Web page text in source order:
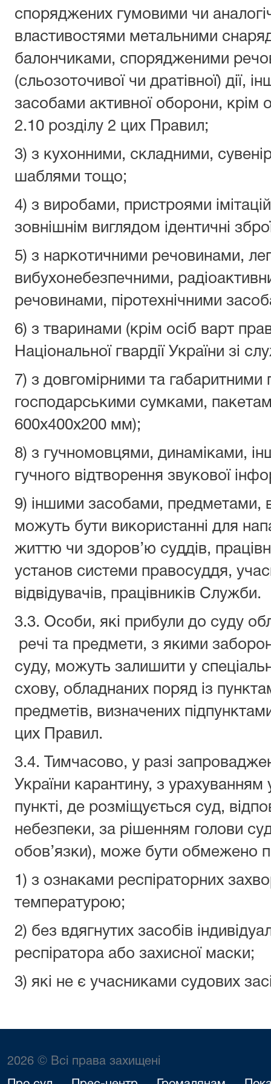
споряджених гумовими чи
властивостями метальними
балончиками, спорядженими
(сльозоточивої чи дратівної) дії,
засобами активної оборони, крім
2.10 розділу 2 цих Правил;
3) з кухонними, складними,
шаблями тощо;
4) з виробами, пристроями
зовнішнім виглядом ідентичні
5) з наркотичними речовинами,
вибухонебезпечними,
речовинами, піротехнічними
6) з тваринами (крім осіб варт
Національної гвардії України зі
7) з довгомірними та
господарськими сумками,
600х400х200 мм);
8) з гучномовцями, динаміками,
гучного відтворення звукової
9) іншими засобами, предметами,
можуть бути використанні для
життю чи здоров’ю суддів,
установ системи правосуддя,
відвідувачів, працівників Служби.
3.3. Особи, які прибули до суду
речі та предмети, з якими
суду, можуть залишити у
схову, обладнаних поряд із
предметів, визначених
цих Правил.
3.4. Тимчасово, у разі
України карантину, з
пункті, де розміщується суд,
небезпеки, за рішенням голови
обов’язки), може бути обмежено
1) з ознаками респіраторних
температурою;
2) без вдягнутих засобів
респіратора або захисної маски;
3) які не є учасниками судових
2026 © Всі права захищені